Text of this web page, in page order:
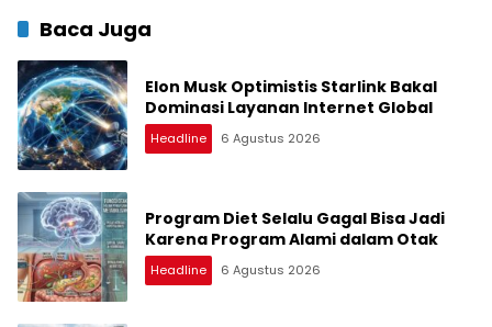
Baca Juga
Elon Musk Optimistis Starlink Bakal
Dominasi Layanan Internet Global
Headline 6 Agustus 2026
Program Diet Selalu Gagal Bisa Jadi
Karena Program Alami dalam Otak
Headline 6 Agustus 2026